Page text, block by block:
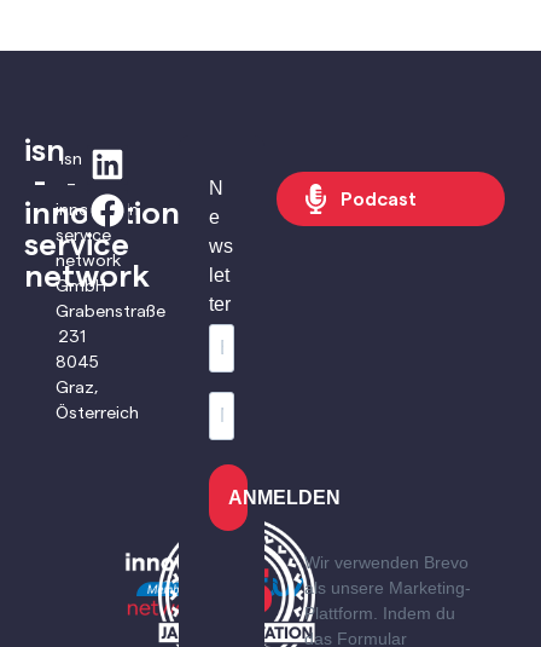
isn
-
innovation
service
network
isn
–
innovation
service
network
GmbH
Grabenstraße
231
8045
Graz,
Österreich
N
e
ws
let
ter
ANMELDEN
Wir verwenden Brevo
als unsere Marketing-
Plattform. Indem du
das Formular
Podcast